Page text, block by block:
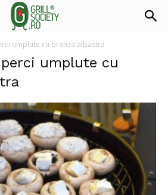
umplute cu branza albastra
umplute cu